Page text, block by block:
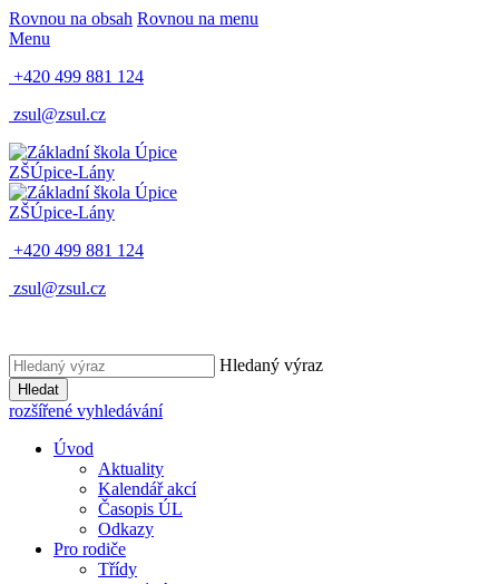
Rovnou na obsah Rovnou na menu
Menu
+420 499 881 124
zsul@zsul.cz
ZŠÚpice-Lány
ZŠÚpice-Lány
+420 499 881 124
zsul@zsul.cz
Hledaný výraz
Hledat
rozšířené vyhledávání
Úvod
Aktuality
Kalendář akcí
Časopis ÚL
Odkazy
Pro rodiče
Třídy